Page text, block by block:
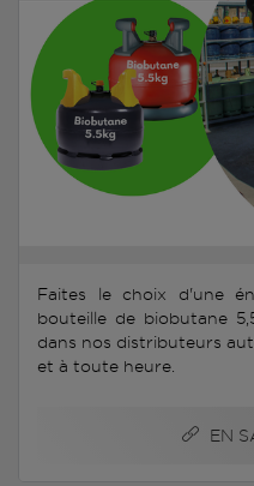
Faites le choix d'une
bouteille de biobutane
dans nos distributeurs
et à toute heure.
EN